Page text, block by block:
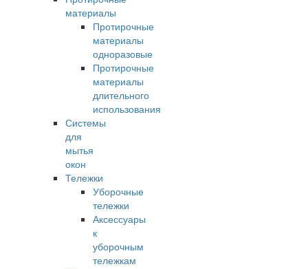
материалы
Протирочные
материалы
одноразовые
Протирочные
материалы
длительного
использования
Системы
для
мытья
окон
Тележки
Уборочные
тележки
Аксессуары
к
уборочным
тележкам